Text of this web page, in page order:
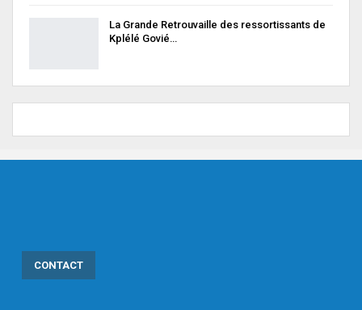
La Grande Retrouvaille des ressortissants de
Kplélé Govié…
CONTACT